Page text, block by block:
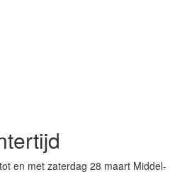
en met zaterdag 28 maart Middel-